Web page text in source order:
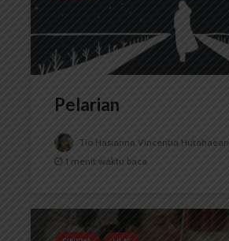
Pelarian
Tio Hasianna Vincentia Hutahaean
1 menit waktu baca